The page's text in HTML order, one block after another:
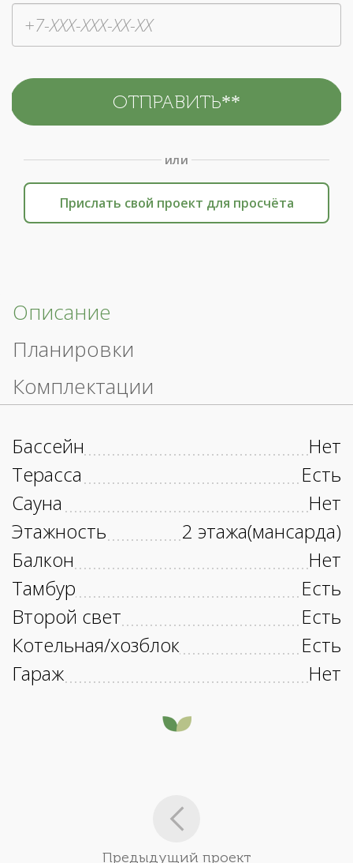
или
Прислать свой проект для просчёта
Описание
Планировки
Комплектации
Бассейн
Нет
Терасса
Есть
Сауна
Нет
Этажность
2 этажа(мансарда)
Балкон
Нет
Тамбур
Есть
Второй свет
Есть
Котельная/хозблок
Есть
Гараж
Нет
Предыдущий проект